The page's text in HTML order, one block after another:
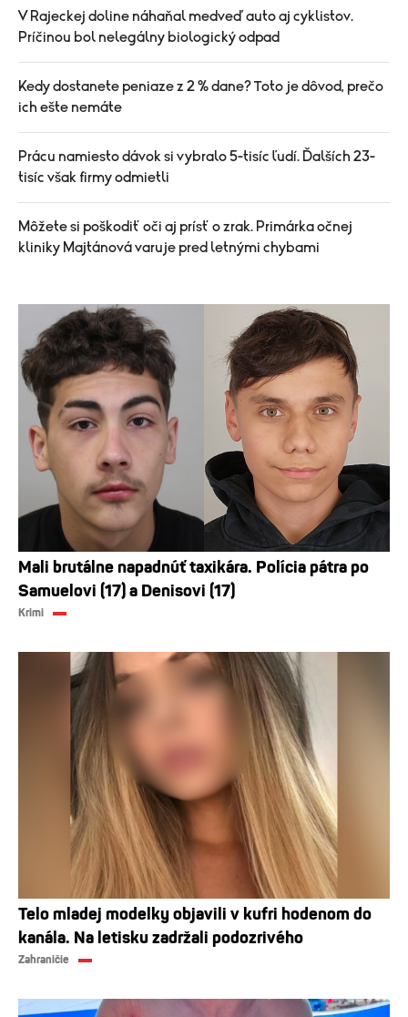
V Rajeckej doline náhaňal medveď auto aj cyklistov.
Príčinou bol nelegálny biologický odpad
Kedy dostanete peniaze z 2 % dane? Toto je dôvod, prečo
ich ešte nemáte
Prácu namiesto dávok si vybralo 5-tisíc ľudí. Ďalších 23-
tisíc však firmy odmietli
Môžete si poškodiť oči aj prísť o zrak. Primárka očnej
kliniky Majtánová varuje pred letnými chybami
Mali brutálne napadnúť taxikára. Polícia pátra po
Samuelovi (17) a Denisovi (17)
Krimi
Telo mladej modelky objavili v kufri hodenom do
kanála. Na letisku zadržali podozrivého
Zahraničie